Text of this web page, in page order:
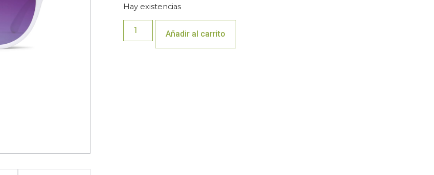
Hay existencias
Añadir al carrito